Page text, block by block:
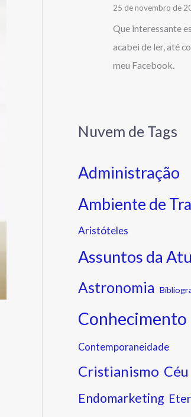
25 de novembro de
Que interessante
acabei de ler, até
meu Facebook.
Nuvem de Tags
Administração
Ambiente de
Aristóteles
Assuntos da
Astronomia
Conhecimento
Contemporaneidade
Cristianismo Céu
Endomarketing